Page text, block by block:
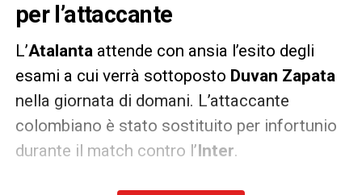
per l’attaccante
L’Atalanta attende con ansia l’esito degli
esami a cui verrà sottoposto Duvan Zapata
nella giornata di domani. L’attaccante
colombiano è stato sostituito per infortunio
durante il match contro l’ Inter.